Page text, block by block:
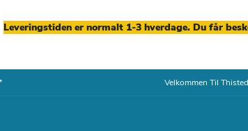
Leveringstiden er normalt 1-3 hverdage. Du får
Skip
Velkommen Til